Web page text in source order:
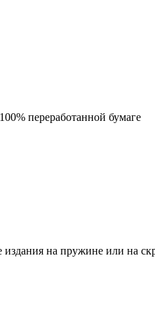
переработанной бумаге
на пружине или на